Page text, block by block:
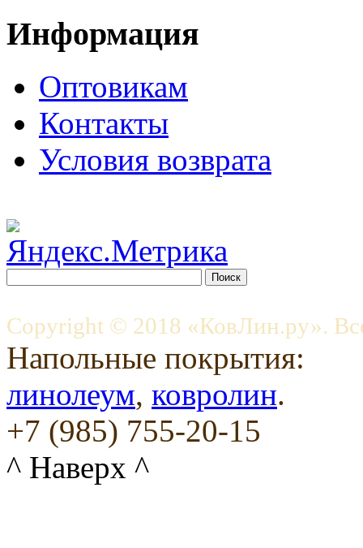
Информация
Оптовикам
Контакты
Условия возврата
Copyright © 2018 «КовЛин.ру».
Напольные покрытия:
линолеум, ковролин.
+7 (985) 755-20-15
^ Наверх ^